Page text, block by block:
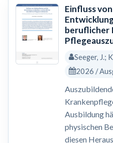
Einfluss
beruflicher
Seeger, J.;
2026 /
Ausbildung
physischen
diesen